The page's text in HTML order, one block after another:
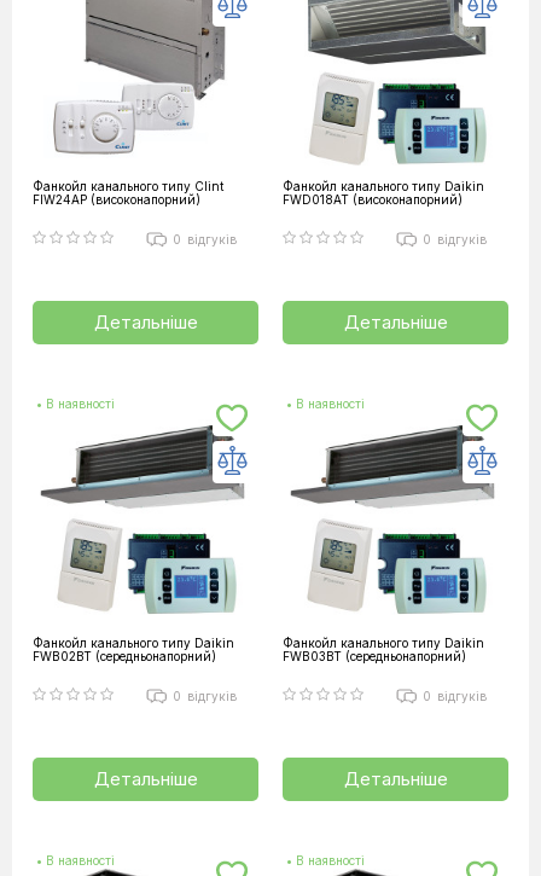
Фанкойл канального типу Clint
FIW24AP (високонапорний)
0 відгуків
Детальніше
Фанкойл канального типу Daikin
FWD018AT (високонапорний)
0 відгуків
Детальніше
• В наявності
Фанкойл канального типу Daikin
FWB02BT (середньонапорний)
0 відгуків
Детальніше
• В наявності
Фанкойл канального типу Daikin
FWB03BT (середньонапорний)
0 відгуків
Детальніше
• В наявності • В наявності